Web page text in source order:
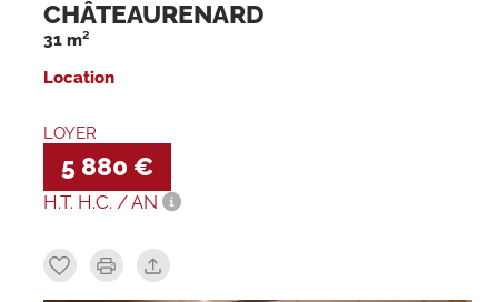
CHÂTEAURENARD
31 m²
Location
LOYER
5 880 €
H.T. H.C. / AN